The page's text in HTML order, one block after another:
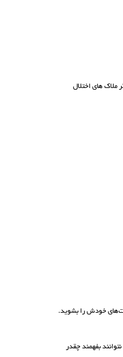
ملاک ‌های اختلال
خودش را بشوید.
بفهمند چقدر